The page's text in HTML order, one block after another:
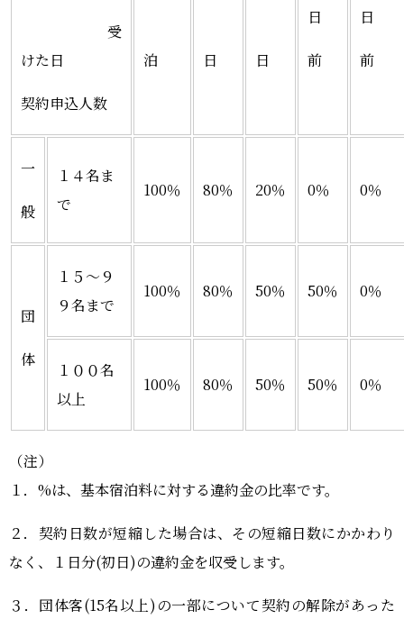
受
けた日
契約申込人数
泊 日 日
日
前
日
前
一
般
１４名ま
で
100％ 80％ 20％ 0％ 0％
団
体
１５～９
９名まで
100％ 80％ 50％ 50％ 0％
１００名
以上
100％ 80％ 50％ 50％ 0％
（注）
１．%は、基本宿泊料に対する違約金の比率です。
２．契約日数が短縮した場合は、その短縮日数にかかわり
なく、１日分(初日)の違約金を収受します。
３．団体客(15名以上)の一部について契約の解除があった